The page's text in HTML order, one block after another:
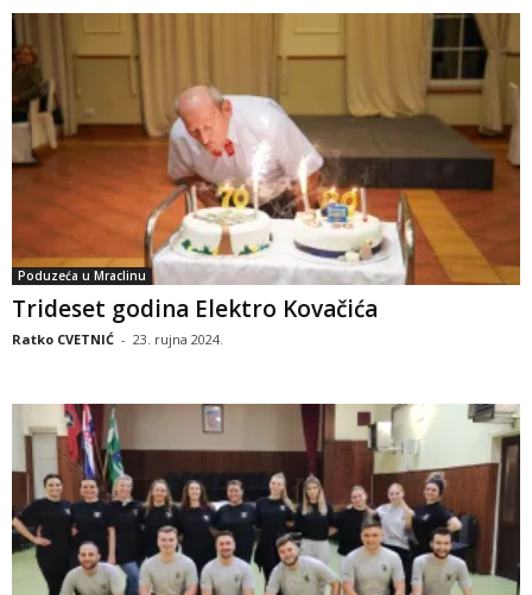
Poduzeća u Mraclinu
Trideset godina Elektro Kovačića
Ratko CVETNIĆ - 23. rujna 2024.